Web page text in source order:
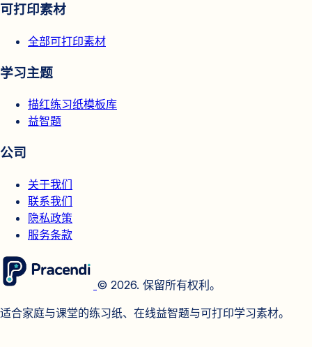
可打印素材
全部可打印素材
学习主题
描红练习纸模板库
益智题
公司
关于我们
联系我们
隐私政策
服务条款
© 2026. 保留所有权利。
适合家庭与课堂的练习纸、在线益智题与可打印学习素材。